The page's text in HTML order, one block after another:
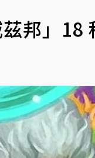
邦」18